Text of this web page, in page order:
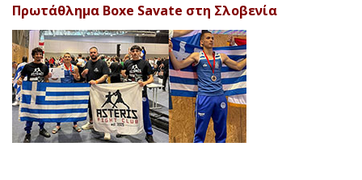
Πρωτάθλημα Boxe Savate στη Σλοβενία